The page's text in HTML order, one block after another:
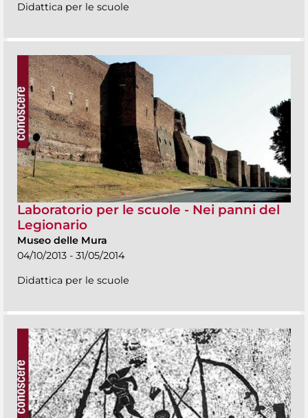
Didattica per le scuole
Laboratorio per le scuole - Nei panni del
Legionario
Museo delle Mura
04/10/2013 - 31/05/2014
Didattica per le scuole